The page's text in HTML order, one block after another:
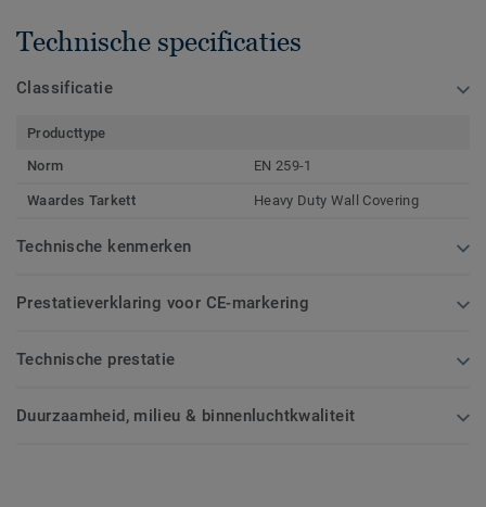
Technische specificaties
Classificatie
Producttype
Norm
EN 259-1
Waardes Tarkett Heavy Duty Wall Covering
Technische kenmerken
Prestatieverklaring voor CE-markering
Technische prestatie
Duurzaamheid, milieu & binnenluchtkwaliteit